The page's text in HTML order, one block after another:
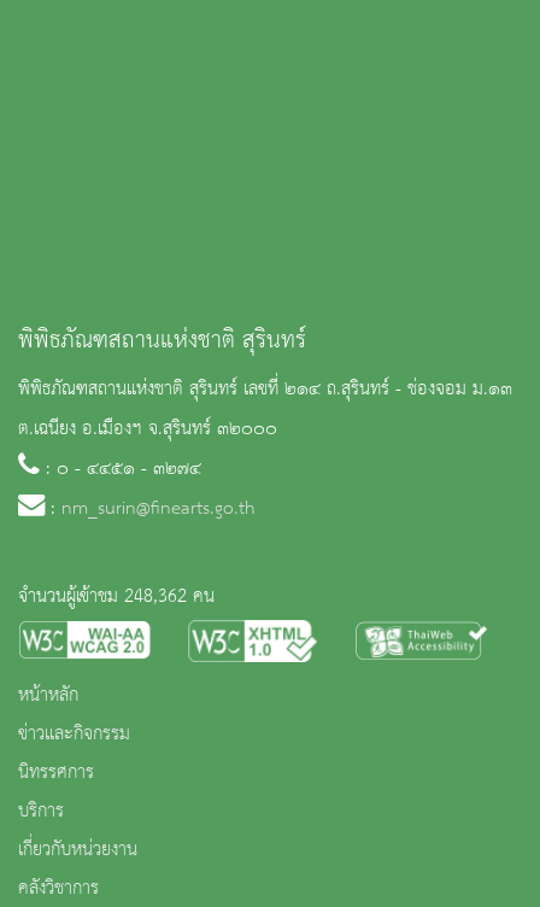
พิพิธภัณฑสถานแห่งชาติ สุรินทร์
พิพิธภัณฑสถานแห่งชาติ สุรินทร์ เลขที่ ๒๑๔ ถ.สุรินทร์ - ช่องจอม ม.๑๓
ต.เฉนียง อ.เมืองฯ จ.สุรินทร์ ๓๒๐๐๐
: ๐ - ๔๔๕๑ - ๓๒๗๔
: nm_surin@finearts.go.th
จำนวนผู้เข้าชม 248,362 คน
หน้าหลัก
ข่าวและกิจกรรม
นิทรรศการ
บริการ
เกี่ยวกับหน่วยงาน
คลังวิชาการ